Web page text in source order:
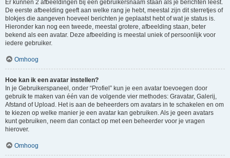
Er kunnen 2 afbeeldingen bij een gebruikersnaam staan als je berichten leest.
De eerste afbeelding geeft aan welke rang je hebt, meestal zijn dit sterretjes of
blokjes die aangeven hoeveel berichten je geplaatst hebt of wat je status is.
Hieronder kan nog een tweede, meestal grotere, afbeelding staan, beter
bekend als een avatar. Deze afbeelding is meestal uniek of persoonlijk voor
iedere gebruiker.
Omhoog
Hoe kan ik een avatar instellen?
In je Gebruikerspaneel, onder “Profiel” kun je een avatar toevoegen door
gebruik te maken van één van de volgende vier methodes: Gravatar, Galerij,
Afstand of Upload. Het is aan de beheerders om avatars in te schakelen en om
te kiezen op welke manier je een avatar kan gebruiken. Als je geen avatars
kunt gebruiken, neem dan contact op met een beheerder voor je vragen
hierover.
Omhoog